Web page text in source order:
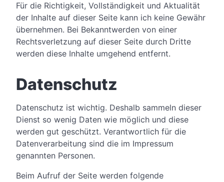
Für die Richtigkeit, Vollständigkeit und Aktualität
der Inhalte auf dieser Seite kann ich keine Gewähr
übernehmen. Bei Bekanntwerden von einer
Rechtsverletzung auf dieser Seite durch Dritte
werden diese Inhalte umgehend entfernt.
Datenschutz
Datenschutz ist wichtig. Deshalb sammeln dieser
Dienst so wenig Daten wie möglich und diese
werden gut geschützt. Verantwortlich für die
Datenverarbeitung sind die im Impressum
genannten Personen.
Beim Aufruf der Seite werden folgende